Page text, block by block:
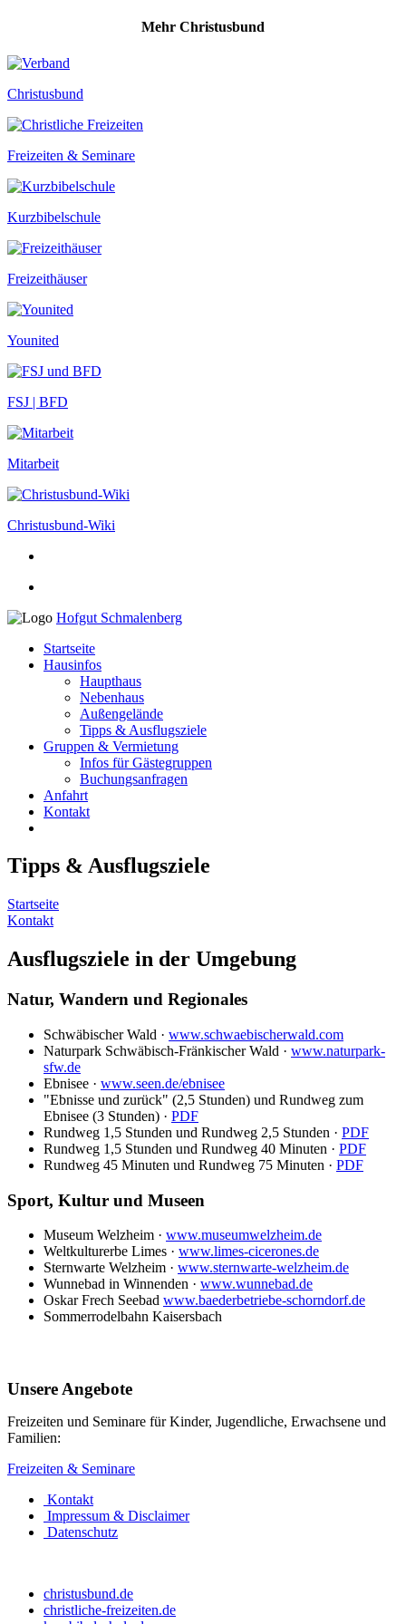
Mehr Christusbund
Christusbund
Freizeiten & Seminare
Kurzbibelschule
Freizeithäuser
Younited
FSJ | BFD
Mitarbeit
Christusbund-Wiki
Hofgut Schmalenberg
Startseite
Hausinfos
Haupthaus
Nebenhaus
Außengelände
Tipps & Ausflugsziele
Gruppen & Vermietung
Infos für Gästegruppen
Buchungsanfragen
Anfahrt
Kontakt
Tipps & Ausflugsziele
Startseite
Kontakt
Ausflugsziele in der Umgebung
Natur, Wandern und Regionales
Schwäbischer Wald · www.schwaebischerwald.com
Naturpark Schwäbisch-Fränkischer Wald · www.naturpark-
sfw.de
Ebnisee · www.seen.de/ebnisee
"Ebnisse und zurück" (2,5 Stunden) und Rundweg zum
Ebnisee (3 Stunden) · PDF
Rundweg 1,5 Stunden und Rundweg 2,5 Stunden · PDF
Rundweg 1,5 Stunden und Rundweg 40 Minuten · PDF
Rundweg 45 Minuten und Rundweg 75 Minuten · PDF
Sport, Kultur und Museen
Museum Welzheim · www.museumwelzheim.de
Weltkulturerbe Limes · www.limes-cicerones.de
Sternwarte Welzheim · www.sternwarte-welzheim.de
Wunnebad in Winnenden · www.wunnebad.de
Oskar Frech Seebad www.baederbetriebe-schorndorf.de
Sommerrodelbahn Kaisersbach
Unsere Angebote
Freizeiten und Seminare für Kinder, Jugendliche, Erwachsene und
Familien:
Freizeiten & Seminare
Kontakt
Impressum & Disclaimer
Datenschutz
christusbund.de
christliche-freizeiten.de